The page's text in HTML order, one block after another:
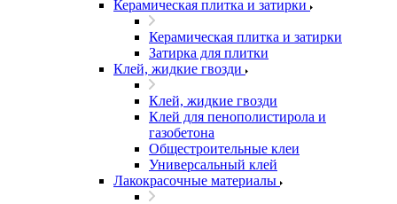
Керамическая плитка и затирки
Керамическая плитка и затирки
Затирка для плитки
Клей, жидкие гвозди
Клей, жидкие гвозди
Клей для пенополистирола и
газобетона
Общестроительные клеи
Универсальный клей
Лакокрасочные материалы